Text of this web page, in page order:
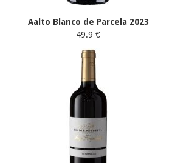
Aalto Blanco de Parcela 2023
49.9 €